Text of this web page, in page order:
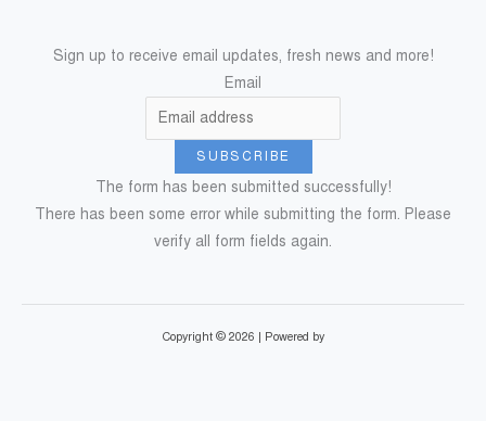
Sign up to receive email updates, fresh news and more!
Email
SUBSCRIBE
The form has been submitted successfully!
There has been some error while submitting the form. Please
verify all form fields again.
Copyright © 2026 | Powered by